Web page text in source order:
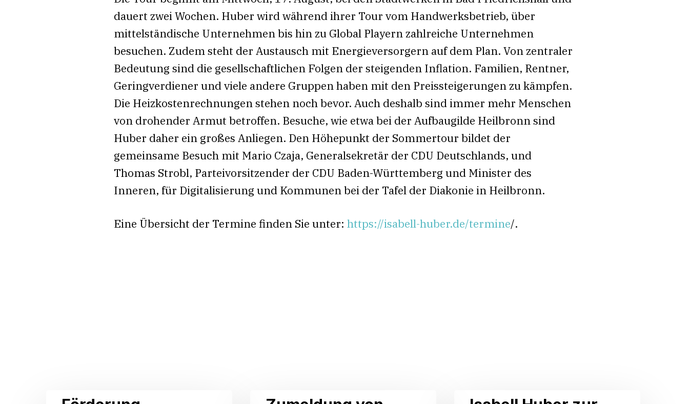
dauert zwei Wochen. Huber wird während ihrer Tour vom Handwerksbetrieb, über
mittelständische Unternehmen bis hin zu Global Playern zahlreiche Unternehmen
besuchen. Zudem steht der Austausch mit Energieversorgern auf dem Plan. Von zentraler
Bedeutung sind die gesellschaftlichen Folgen der steigenden Inflation. Familien, Rentner,
Geringverdiener und viele andere Gruppen haben mit den Preissteigerungen zu kämpfen.
Die Heizkostenrechnungen stehen noch bevor. Auch deshalb sind immer mehr Menschen
von drohender Armut betroffen. Besuche, wie etwa bei der Aufbaugilde Heilbronn sind
Huber daher ein großes Anliegen. Den Höhepunkt der Sommertour bildet der
gemeinsame Besuch mit Mario Czaja, Generalsekretär der CDU Deutschlands, und
Thomas Strobl, Parteivorsitzender der CDU Baden-Württemberg und Minister des
Inneren, für Digitalisierung und Kommunen bei der Tafel der Diakonie in Heilbronn.
Eine Übersicht der Termine finden Sie unter: https://isabell-huber.de/termine/.
Förderung
Zumeldung
Isabell